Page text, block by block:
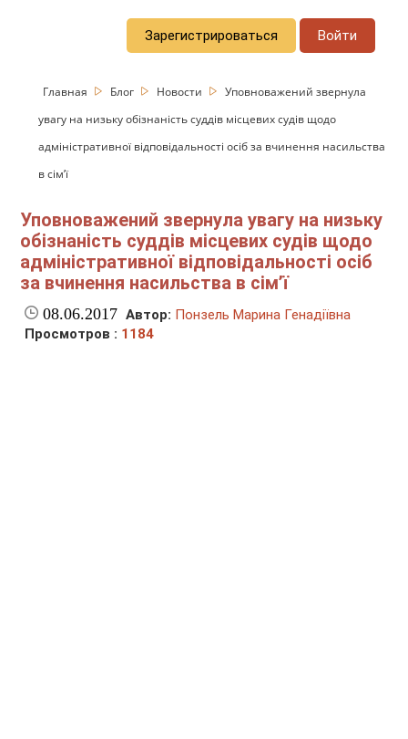
Зарегистрироваться Войти
Главная Блог Новости
Уповноважений звернула
увагу на низьку обізнаність суддів місцевих судів щодо
адміністративної відповідальності осіб за вчинення насильства
в сім’ї
Уповноважений звернула увагу на низьку
обізнаність суддів місцевих судів щодо
адміністративної відповідальності осіб
за вчинення насильства в сім’ї
08.06.2017 Автор: Понзель Марина Генадіївна
Просмотров : 1184